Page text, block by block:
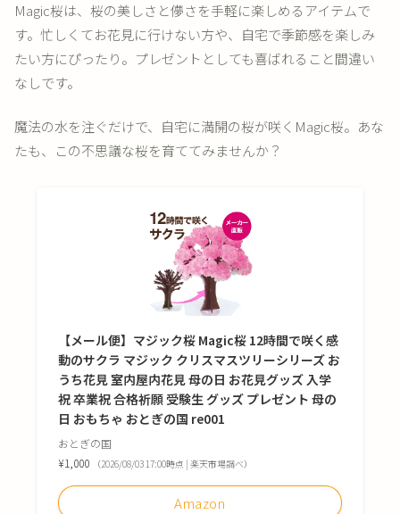
Magic桜は、桜の美しさと儚さを手軽に楽しめるアイテムで
す。忙しくてお花見に行けない方や、自宅で季節感を楽しみ
たい方にぴったり。プレゼントとしても喜ばれること間違い
なしです。
魔法の水を注ぐだけで、自宅に満開の桜が咲くMagic桜。あな
たも、この不思議な桜を育ててみませんか？
【メール便】マジック桜 Magic桜 12時間で咲く感
動のサクラ マジック クリスマスツリーシリーズ お
うち花見 室内屋内花見 母の日 お花見グッズ 入学
祝 卒業祝 合格祈願 受験生 グッズ プレゼント 母の
日 おもちゃ おとぎの国 re001
おとぎの国
¥1,000
（2026/08/03 17:00時点 | 楽天市場調べ）
Amazon